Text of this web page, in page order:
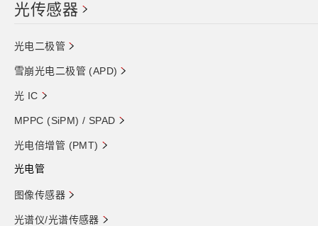
光传感器
光电二极管
雪崩光电二极管 (APD)
光 IC
MPPC (SiPM) / SPAD
光电倍增管 (PMT)
光电管
图像传感器
光谱仪/光谱传感器